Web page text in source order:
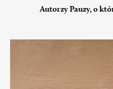
Autorzy Pauzy, o